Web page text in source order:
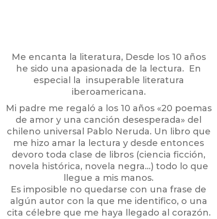
Me encanta la literatura, Desde los 10 años
he sido una apasionada de la lectura. En
especial la insuperable literatura
iberoamericana.
Mi padre me regaló a los 10 años «20 poemas
de amor y una canción desesperada» del
chileno universal Pablo Neruda. Un libro que
me hizo amar la lectura y desde entonces
devoro toda clase de libros (ciencia ficción,
novela histórica, novela negra…) todo lo que
llegue a mis manos.
Es imposible no quedarse con una frase de
algún autor con la que me identifico, o una
cita célebre que me haya llegado al corazón.